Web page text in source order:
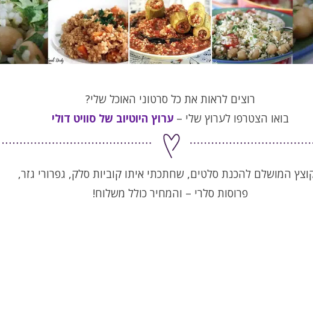
רוצים לראות את כל סרטוני האוכל שלי?
בואו הצטרפו לערוץ שלי – ערוץ היוטיוב של סוויט דולי
המושלם להכנת סלטים, שחתכתי איתו קוביות סלק, גפרורי גזר,
פרוסות סלרי – והמחיר כולל משלוח!